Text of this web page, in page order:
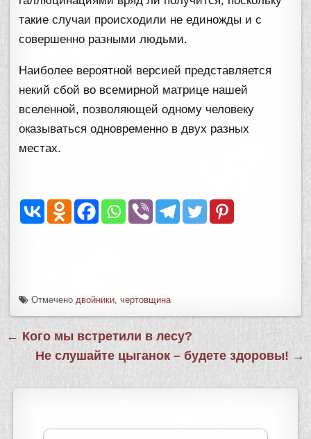
такие случаи происходили не единожды и с
совершенно разными людьми.
Наиболее вероятной версией представляется
некий сбой во всемирной матрице нашей
вселенной, позволяющей одному человеку
оказываться одновременно в двух разных
местах.
Отмечено двойники ,чертовщина
Навигация
по
записям
← Кого мы встретили в лесу?
Не слушайте цыганок – будете здоровы! →